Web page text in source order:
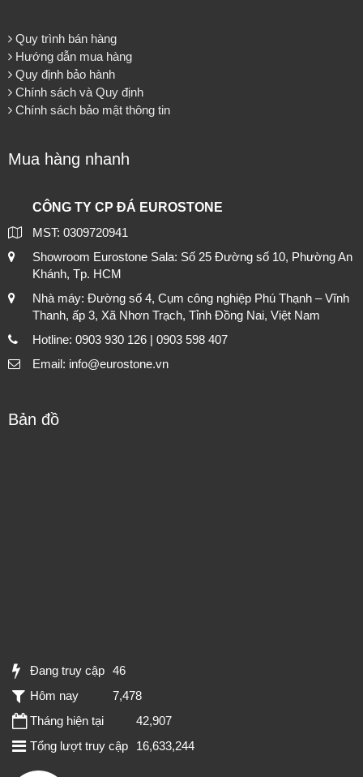
Quy trình bán hàng
Hướng dẫn mua hàng
Quy định bảo hành
Chính sách và Quy định
Chính sách bảo mật thông tin
Mua hàng nhanh
CÔNG TY CP ĐÁ EUROSTONE
MST: 0309720941
Showroom Eurostone Sala: Số 25 Đường số 10, Phường An
Khánh, Tp. HCM
Nhà máy: Đường số 4, Cụm công nghiệp Phú Thạnh – Vĩnh
Thanh, ấp 3, Xã Nhơn Trạch, Tỉnh Đồng Nai, Việt Nam
Hotline: 0903 930 126 | 0903 598 407
Email: info@eurostone.vn
Bản đồ
Đang truy cập 46
Hôm nay
7,478
Tháng hiện tại
42,907
Tổng lượt truy cập
16,633,244